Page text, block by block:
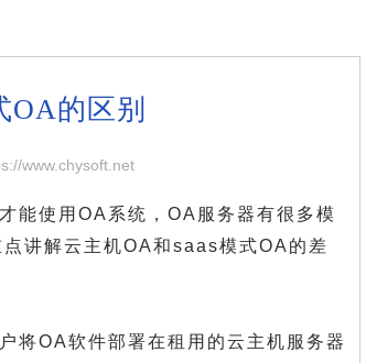
OA的区别
www.chysoft.net
能使用OA系统，OA服务器有很多模
讲解云主机OA和saas模式OA的差
将OA软件部署在租用的云主机服务器